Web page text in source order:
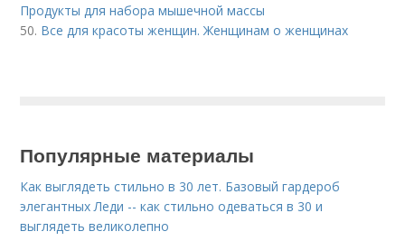
Продукты для набора мышечной массы
50. Все для красоты женщин. Женщинам о женщинах
Популярные материалы
Как выглядеть стильно в 30 лет. Базовый гардероб
элегантных Леди -- как стильно одеваться в 30 и
выглядеть великолепно